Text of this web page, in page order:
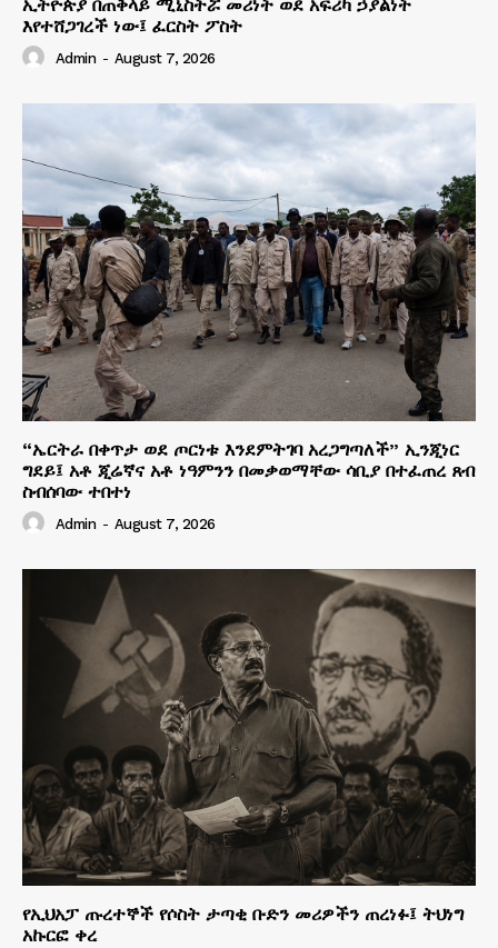
ኢትዮጵያ በጠቅላይ ሚኒስትሯ መሪነት ወደ አፍሪካ ኃያልነት
እየተሸጋገረች ነው፤ ፈርስት ፖስት
Admin - August 7, 2026
“ኤርትራ በቀጥታ ወደ ጦርነቱ እንደምትገባ አረጋግጣለች” ኢንጂነር
ግደይ፤ አቶ ጂሬኛና አቶ ነዓምንን በመቃወማቸው ሳቢያ በተፈጠረ ጸብ
ስብሰባው ተበተነ
Admin - August 7, 2026
የኢህአፓ ጡረተኞች የሶስት ታጣቂ ቡድን መሪዎችን ጠረነፉ፤ ትህነግ
አኩርፎ ቀረ